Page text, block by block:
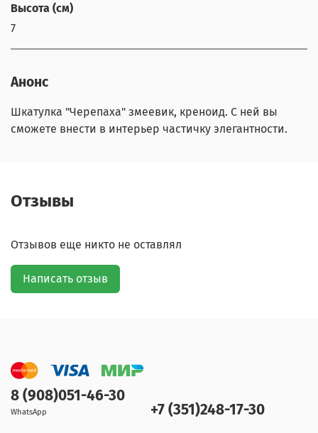
Высота (см)
7
Анонс
Шкатулка "Черепаха" змеевик, креноид. С ней вы
сможете внести в интерьер частичку элегантности.
Отзывы
Отзывов еще никто не оставлял
Написать отзыв
8 (908)051-46-30
WhatsApp +7 (351)248-17-30